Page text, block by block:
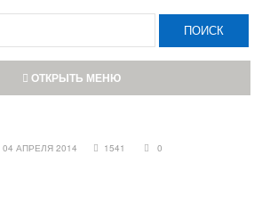
ОТКРЫТЬ МЕНЮ
04 АПРЕЛЯ 2014 1541 0